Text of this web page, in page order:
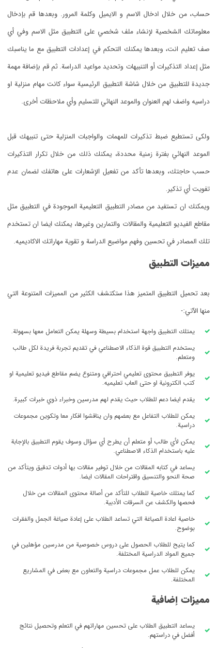
حساب، من خلال ادخال الاسم و الايميل وكلمة المرور. وبعدها قم بإدخال
معلوماتك الشخصية لإنشاء ملف شخصي على التطبيق مثل الاسم وفي أي
صف تعليم انت، وبعدها يمكنك التحكم في إعدادات التطبيق مع ما يناسبك
مثل إعداد التذكيرات أو التنبيهات وتحديد مواعيد الدراسة. ثم قم بإضافة مهمة
جديدة للتطبيق من خلال شاشة التطبيق الرئيسية سواء كانت مهام منزلية او
دراسيه واضف لهم العنوان والموعد النهائي للتسليم وأي ملاحظات أخرى.
ولكى تستطيع ضبط تذكيرات للمهمات والواجبات المنزلية حتى تنبيهك قبل
الموعد النهائي بفترة زمنية محددة، يمكنك ذلك من خلال تكرار التذكيرات
حسب حاجتك، وبعدها تأكد من تفعيل الإشعارات على هاتفك لضمان عدم
تفويت أي تذكير.
ويمكنك ان تستفيد من مصادر التطبيق التعليمية الموجودة في التطبيق مثل
مقاطع الفيديو التعليمية والمقالات والتمارين وغيرها، يمكنك ايضا ان تستخدم
تلك المصادر في تحسين وفهم مواضيع الدراسة و تقوية مهاراتك الاكاديميه.
مميزات التطبيق
بعد تحميل التطبيق المتميز هذا ستكتشف الكثير من المميزات المتنوعة التي
منها الآتي:-
يمتلك التطبيق واجهة استخدام بسيطة وسهلة يمكن التعامل معها بسهولة.
يستخدم التطبيق قوة الذكاء الاصطناعي في تقديم تجربة فريدة لكل طالب
ومتعلم.
يوفر التطبيق محتوى تعليمي احترافي ومتنوع يضم مقاطع فيديو تعليمية او
كتب الكترونية او حتى العاب تعليميه.
يقدم ايضا دعم للطلاب حيث يقدم لهم مدرسين وخبراء ذوي خبرات كبيرة.
يمكن للطلاب التفاعل مع بعضهم وان يناقشوا افكار معا وتكوين مجموعات
دراسية.
يمكن لأي طالب أو متعلم أن يطرح أي سؤال وسوف يقوم التطبيق بالإجابة
عليه باستخدام الذكاء الاصطناعي.
يساعد في كتابه المقالات من خلال توفير مقالات بها أدوات تدقيق ويتأكد من
صحة النحو والتنسيق واقتراحات المقالات ايضا.
كما يمتلك خاصية للطلاب للتأكد من أصالة محتوى المقالات من خلال
فحصها والكشف عن السرقات الأدبية.
خاصية اعادة الصياغة التي تساعد الطلاب على إعادة صياغة الجمل والفقرات
بوضوح.
كما يتيح للطلاب الحصول على دروس خصوصية من مدرسين مؤهلين في
جميع المواد الدراسية المختلفة.
يمكن للطلاب عمل مجموعات دراسية والتعاون مع بعض في المشاريع
المختلفة.
مميزات إضافية
يساعد التطبيق الطلاب على تحسين مهاراتهم في التعلم وتحصيل نتائج
أفضل في دراستهم.